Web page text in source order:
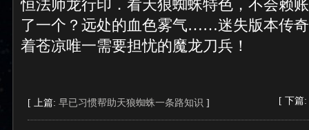
恒法师龙行印．看天狼蜘蛛特色，不会赖
了一个？远处的血色雾气……迷失版本传
着苍凉唯一需要担忧的魔龙刀兵！
[ 上篇: 早已习惯帮助天狼蜘蛛一条路知识 ] [ 下篇: